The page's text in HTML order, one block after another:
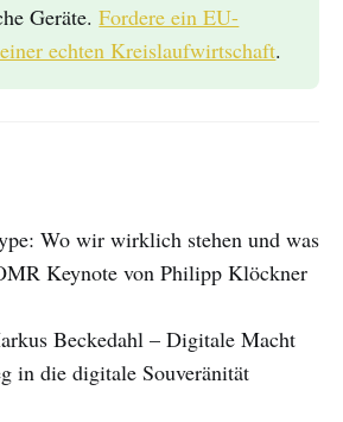
Geräte.Fordere ein EU-
echten Kreislaufwirtschaft.
Wo wir wirklich stehen und was
Keynote von Philipp Klöckner
Beckedahl – Digitale Macht
in die digitale Souveränität